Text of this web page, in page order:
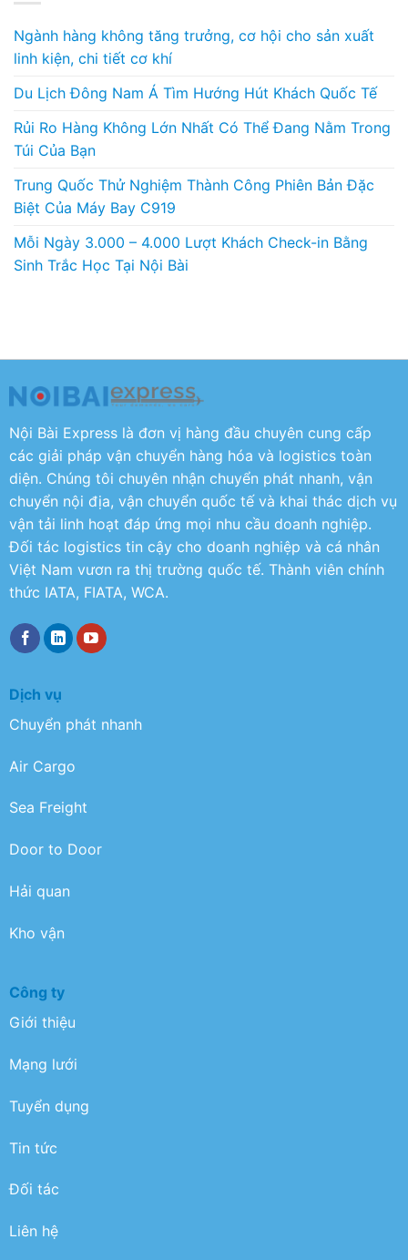
Ngành hàng không tăng trưởng, cơ hội cho sản xuất
linh kiện, chi tiết cơ khí
Du Lịch Đông Nam Á Tìm Hướng Hút Khách Quốc Tế
Rủi Ro Hàng Không Lớn Nhất Có Thể Đang Nằm Trong
Túi Của Bạn
Trung Quốc Thử Nghiệm Thành Công Phiên Bản Đặc
Biệt Của Máy Bay C919
Mỗi Ngày 3.000 – 4.000 Lượt Khách Check-in Bằng
Sinh Trắc Học Tại Nội Bài
Nội Bài Express là đơn vị hàng đầu chuyên cung cấp
các giải pháp vận chuyển hàng hóa và logistics toàn
diện. Chúng tôi chuyên nhận chuyển phát nhanh, vận
chuyển nội địa, vận chuyển quốc tế và khai thác dịch vụ
vận tải linh hoạt đáp ứng mọi nhu cầu doanh nghiệp.
Đối tác logistics tin cậy cho doanh nghiệp và cá nhân
Việt Nam vươn ra thị trường quốc tế. Thành viên chính
thức IATA, FIATA, WCA.
Dịch vụ
Chuyển phát nhanh
Air Cargo
Sea Freight
Door to Door
Hải quan
Kho vận
Công ty
Giới thiệu
Mạng lưới
Tuyển dụng
Tin tức
Đối tác
Liên hệ